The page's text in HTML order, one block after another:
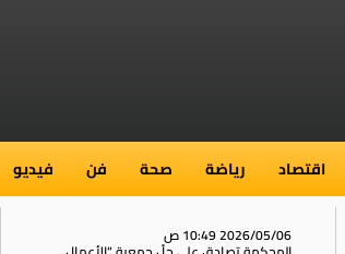
اقتصاد رياضة صحة فن فيديو
2026/05/06 10:49 ص